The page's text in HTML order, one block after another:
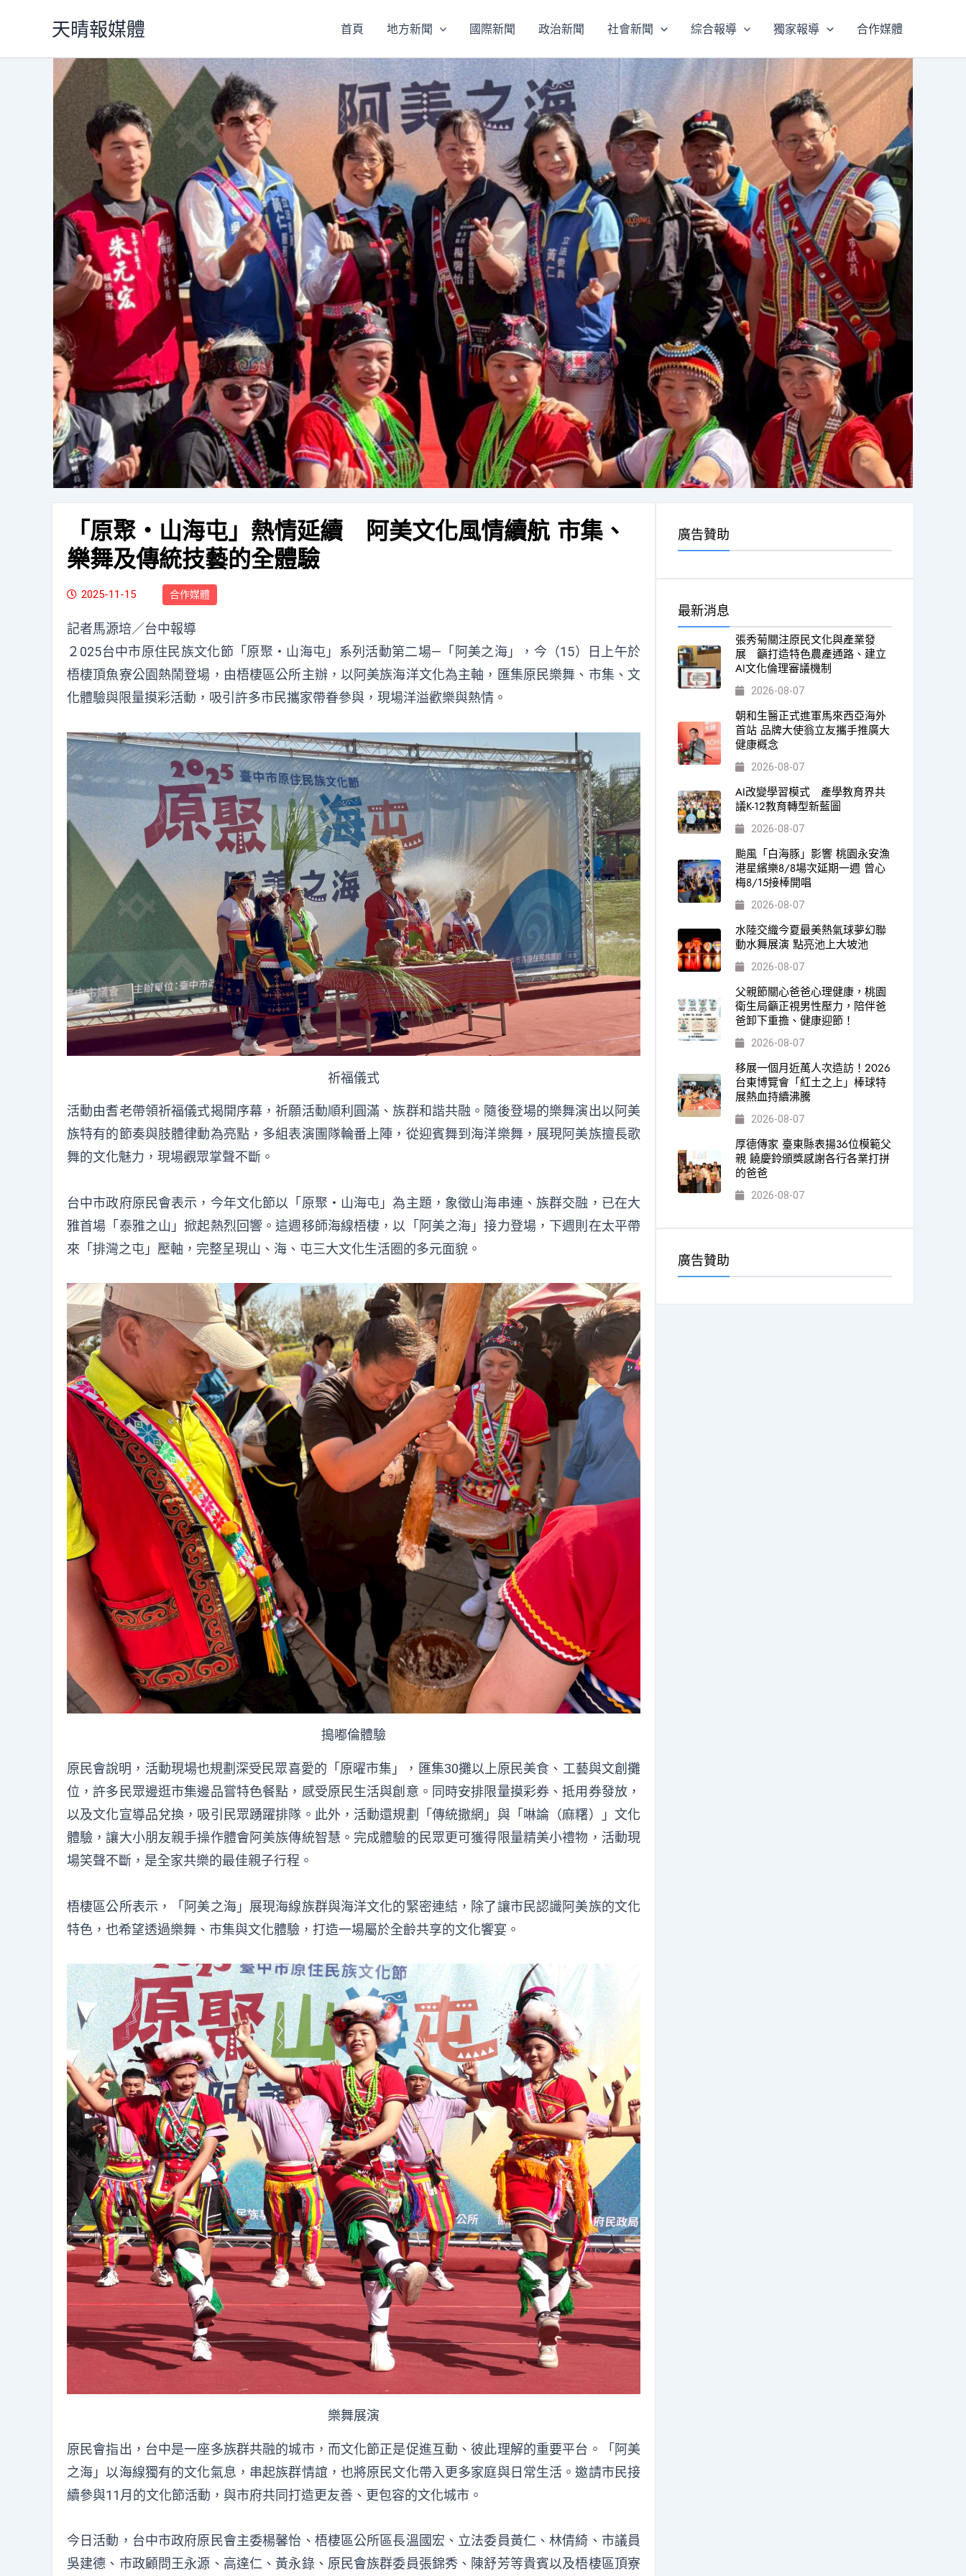
天晴報媒體 首頁 地方新聞 國際新聞 政治新聞 社會新聞 綜合報導 獨家報導 合作媒體
「原聚・山海屯」熱情延續 阿美文化風情續航 市集、
樂舞及傳統技藝的全體驗
2025-11-15 合作媒體
記者馬源培／台中報導
２025台中市原住民族文化節「原聚・山海屯」系列活動第二場—「阿美之海」，今（15）日上午於
梧棲頂魚寮公園熱鬧登場，由梧棲區公所主辦，以阿美族海洋文化為主軸，匯集原民樂舞、市集、文
化體驗與限量摸彩活動，吸引許多市民攜家帶眷參與，現場洋溢歡樂與熱情。
祈福儀式
活動由耆老帶領祈福儀式揭開序幕，祈願活動順利圓滿、族群和諧共融。隨後登場的樂舞演出以阿美
族特有的節奏與肢體律動為亮點，多組表演團隊輪番上陣，從迎賓舞到海洋樂舞，展現阿美族擅長歌
舞的文化魅力，現場觀眾掌聲不斷。
台中市政府原民會表示，今年文化節以「原聚・山海屯」為主題，象徵山海串連、族群交融，已在大
雅首場「泰雅之山」掀起熱烈回響。這週移師海線梧棲，以「阿美之海」接力登場，下週則在太平帶
來「排灣之屯」壓軸，完整呈現山、海、屯三大文化生活圈的多元面貌。
搗嘟倫體驗
原民會說明，活動現場也規劃深受民眾喜愛的「原曜市集」，匯集30攤以上原民美食、工藝與文創攤
位，許多民眾邊逛市集邊品嘗特色餐點，感受原民生活與創意。同時安排限量摸彩券、抵用券發放，
以及文化宣導品兌換，吸引民眾踴躍排隊。此外，活動還規劃「傳統撒網」與「啉論（麻糬）」文化
體驗，讓大小朋友親手操作體會阿美族傳統智慧。完成體驗的民眾更可獲得限量精美小禮物，活動現
場笑聲不斷，是全家共樂的最佳親子行程。
梧棲區公所表示，「阿美之海」展現海線族群與海洋文化的緊密連結，除了讓市民認識阿美族的文化
特色，也希望透過樂舞、市集與文化體驗，打造一場屬於全齡共享的文化饗宴。
樂舞展演
原民會指出，台中是一座多族群共融的城市，而文化節正是促進互動、彼此理解的重要平台。「阿美
之海」以海線獨有的文化氣息，串起族群情誼，也將原民文化帶入更多家庭與日常生活。邀請市民接
續參與11月的文化節活動，與市府共同打造更友善、更包容的文化城市。
今日活動，台中市政府原民會主委楊馨怡、梧棲區公所區長溫國宏、立法委員黃仁、林倩綺、市議員
吳建德、市政顧問王永源、高達仁、黃永錄、原民會族群委員張錦秀、陳舒芳等貴賓以及梧棲區頂寮
廣告贊助
最新消息
張秀菊關注原民文化與產業發
展 籲打造特色農產通路、建立
AI文化倫理審議機制
2026-08-07
朝和生醫正式進軍馬來西亞海外
首站 品牌大使翁立友攜手推廣大
健康概念
2026-08-07
AI改變學習模式 產學教育界共
議K-12教育轉型新藍圖
2026-08-07
颱風「白海豚」影響 桃園永安漁
港星繽樂8/8場次延期一週 曾心
梅8/15接棒開唱
2026-08-07
水陸交織今夏最美熱氣球夢幻聯
動水舞展演 點亮池上大坡池
2026-08-07
父親節關心爸爸心理健康，桃園
衛生局籲正視男性壓力，陪伴爸
爸卸下重擔、健康迎節！
2026-08-07
移展一個月近萬人次造訪！2026
台東博覽會「紅土之上」棒球特
展熱血持續沸騰
2026-08-07
厚德傳家 臺東縣表揚36位模範父
親 饒慶鈴頒獎感謝各行各業打拼
的爸爸
2026-08-07
廣告贊助